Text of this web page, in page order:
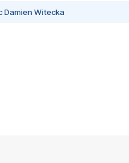
Damien Witecka